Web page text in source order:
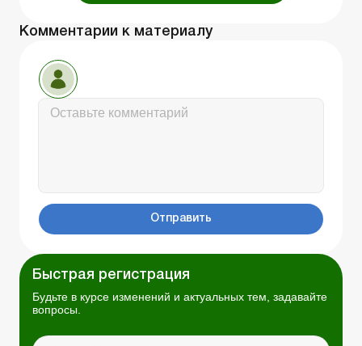
Комментарии к материалу
Отправить
Быстрая регистрация
Будьте в курсе изменений и актуальных тем, задавайте
вопросы.